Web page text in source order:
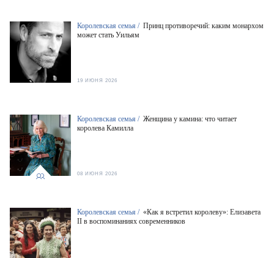
Королевская семья / Принц противоречий: каким монархом
может стать Уильям
19 ИЮНЯ 2026
Королевская семья / Женщина у камина: что читает
королева Камилла
08 ИЮНЯ 2026
Королевская семья / «Как я встретил королеву»: Елизавета
II в воспоминаниях современников